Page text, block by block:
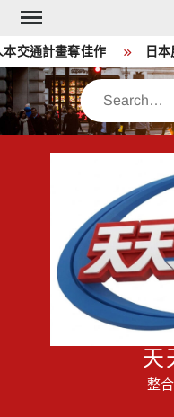
Skip
content
通計畫奪佳作 日本房
Search
天
整